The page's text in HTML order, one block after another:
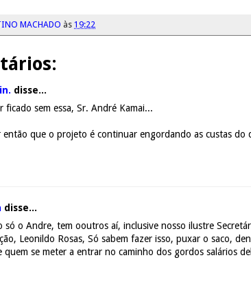
MACHADO às 19:22
disse...
ficado sem essa, Sr. André Kamai...
então que o projeto é continuar engordando as custas do
disse...
só o Andre, tem ooutros aí, inclusive nosso ilustre
Leonildo Rosas, Só sabem fazer isso, puxar o saco,
quem se meter a entrar no caminho dos gordos salários